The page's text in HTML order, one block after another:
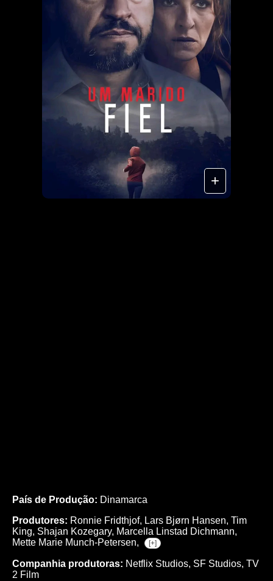
+
País de Produção: Dinamarca
Produtores: Ronnie Fridthjof, Lars Bjørn Hansen, Tim
King, Shajan Kozegary, Marcella Linstad Dichmann,
Mette Marie Munch-Petersen,
[+]
Companhia produtoras: Netflix Studios, SF Studios, TV
2 Film